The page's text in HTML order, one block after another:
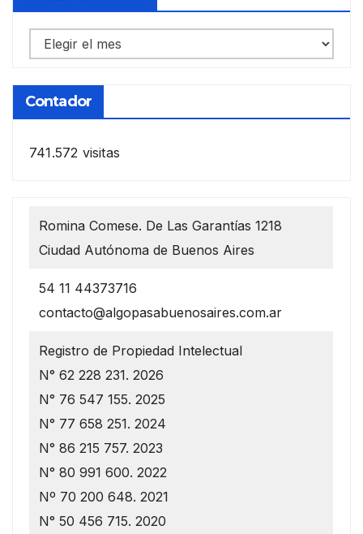
Notas
anteriores
Contador
741.572 visitas
Romina Comese. De Las Garantías 1218
Ciudad Autónoma de Buenos Aires
54 11 44373716
contacto@algopasabuenosaires.com.ar
Registro de Propiedad Intelectual
N° 62 228 231. 2026
N° 76 547 155. 2025
N° 77 658 251. 2024
N° 86 215 757. 2023
N° 80 991 600. 2022
Nº 70 200 648. 2021
N° 50 456 715. 2020